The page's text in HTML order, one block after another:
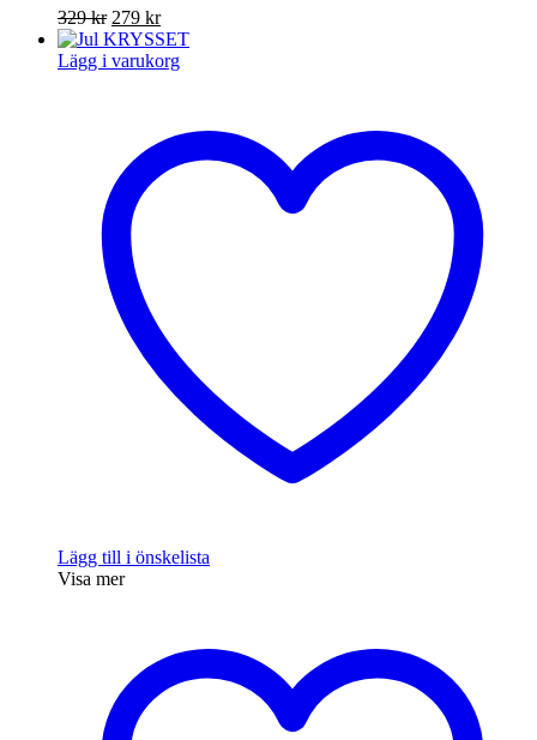
329kr Det
ursprungliga
priset
279 krDet
nuvarande
priset
Lägg i varukorg
Lägg till i önskelista
Visa mer